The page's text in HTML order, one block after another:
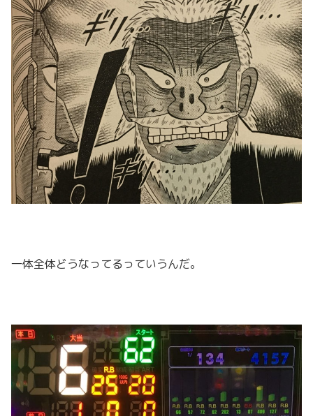
一体全体どうなってるっていうんだ。